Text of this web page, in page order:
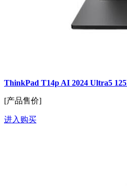
ThinkPad T14p AI 2024 Ultra5
[产品售价]
进入购买